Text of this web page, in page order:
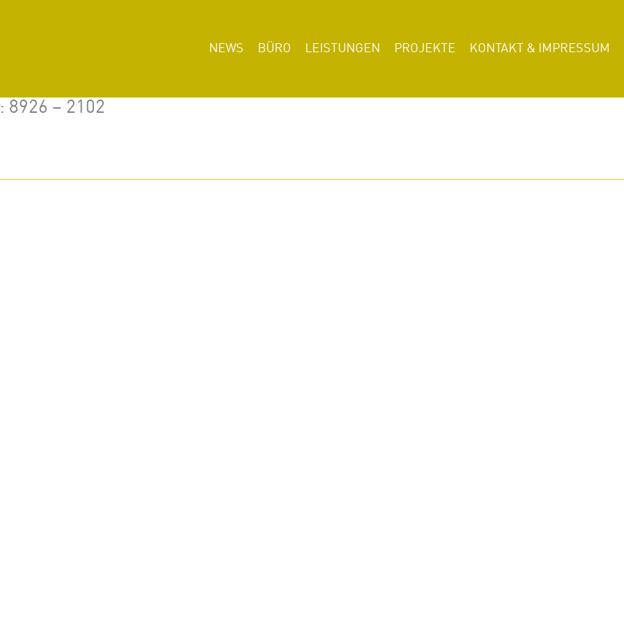
NEWS BÜRO LEISTUNGEN PROJEKTE KONTAKT & IMPRESSUM
– 2102